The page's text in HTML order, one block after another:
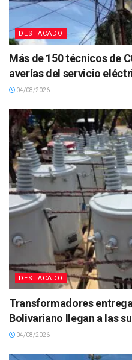
DESTACADO
Más de 150 técnicos de
averías del servicio
04/08/2026
DESTACADO
Transformadores
Bolivariano llegan a las
04/08/2026